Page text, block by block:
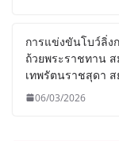
การแข่งขันโบว์ลิ่ง
ถ้วยพระราชทาน ส
เทพรัตนราชสุดา
06/03/2026